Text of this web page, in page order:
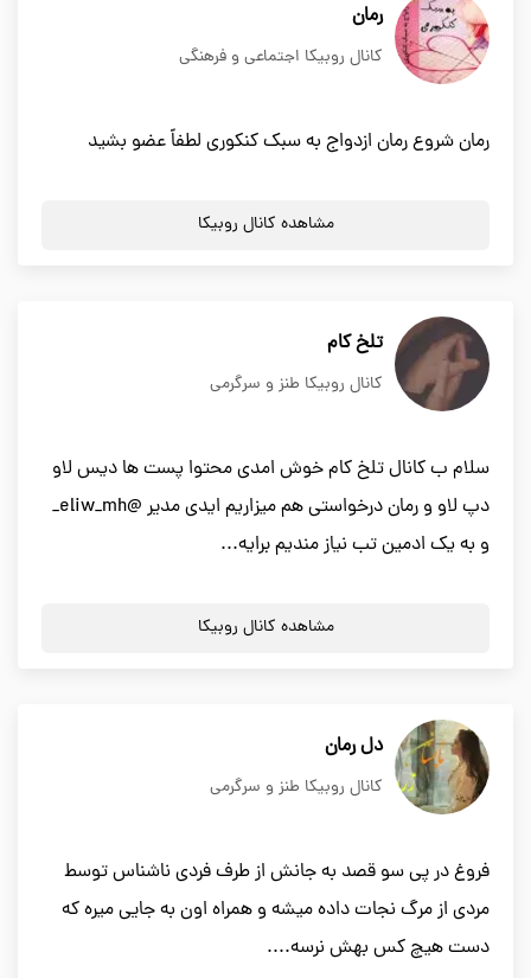
رمان
کانال روبیکا اجتماعی و فرهنگی
رمان شروع رمان ازدواج به سبک کنکوری لطفاً عضو بشید
مشاهده کانال روبیکا
تلخ کام
کانال روبیکا طنز و سرگرمی
سلام ب کانال تلخ کام خوش امدى محتوا پست ها دیس لاو
دپ لاو و رمان درخواستى هم میزاریم ایدى مدیر @eliw_mh_
و به یک ادمین تب نیاز مندیم برایه...
مشاهده کانال روبیکا
دل رمان
کانال روبیکا طنز و سرگرمی
فروغ در پی سو قصد به جانش از طرف فردی ناشناس توسط
مردی از مرگ نجات داده میشه و همراه اون به جایی میره که
دست هیچ کس بهش نرسه....